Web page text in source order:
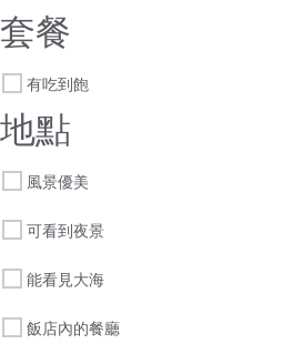
套餐
有吃到飽
地點
風景優美
可看到夜景
能看見大海
飯店內的餐廳